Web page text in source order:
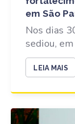
em São
Nos dias
sediou,
LEIA MAIS